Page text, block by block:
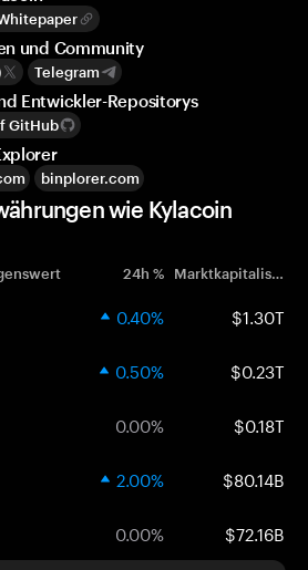
und Community
Telegram
Entwickler-Repositorys
GitHub
binplorer.com
wie Kylacoin
24h % Marktkapitalisierung
0.40% $1.30T
0.50% $0.23T
0.00% $0.18T
2.00% $80.14B
0.00% $72.16B